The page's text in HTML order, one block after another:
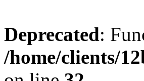
Deprecated:
/home/clients/